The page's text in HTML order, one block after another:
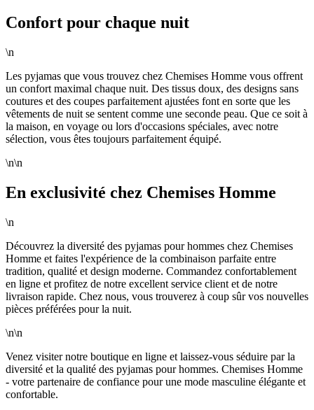
Confort pour chaque nuit
\n
Les pyjamas que vous trouvez chez Chemises Homme vous offrent
un confort maximal chaque nuit. Des tissus doux, des designs sans
coutures et des coupes parfaitement ajustées font en sorte que les
vêtements de nuit se sentent comme une seconde peau. Que ce soit à
la maison, en voyage ou lors d'occasions spéciales, avec notre
sélection, vous êtes toujours parfaitement équipé.
\n\n
En exclusivité chez Chemises Homme
\n
Découvrez la diversité des pyjamas pour hommes chez Chemises
Homme et faites l'expérience de la combinaison parfaite entre
tradition, qualité et design moderne. Commandez confortablement
en ligne et profitez de notre excellent service client et de notre
livraison rapide. Chez nous, vous trouverez à coup sûr vos nouvelles
pièces préférées pour la nuit.
\n\n
Venez visiter notre boutique en ligne et laissez-vous séduire par la
diversité et la qualité des pyjamas pour hommes. Chemises Homme
- votre partenaire de confiance pour une mode masculine élégante et
confortable.